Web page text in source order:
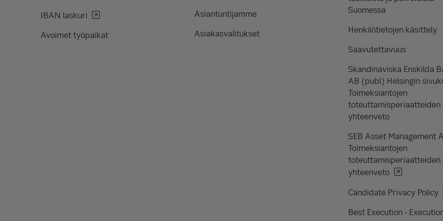
IBAN laskuri
Avoimet työpaikat
Asiantuntijamme
Asiakasvalitukset
Suomessa
Henkilötietojen käsittely
Saavutettavuus
Skandinaviska Enskilda
AB (publ) Helsingin
Toimeksiantojen
toteuttamisperiaatteiden
yhteenveto
SEB Asset Management
Toimeksiantojen
toteuttamisperiaatteiden
yhteenveto
Candidate Privacy Policy
Best Execution -